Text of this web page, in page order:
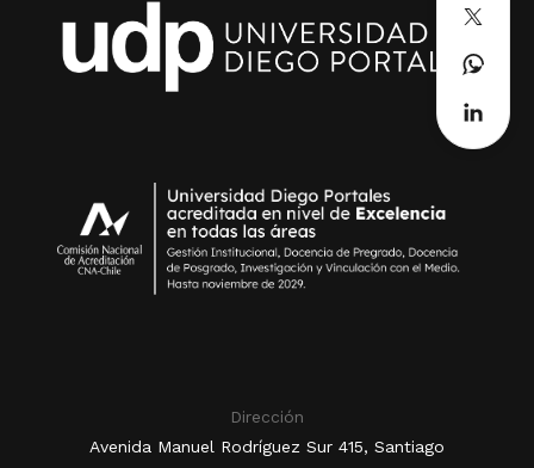
Dirección
Avenida Manuel Rodríguez Sur 415, Santiago